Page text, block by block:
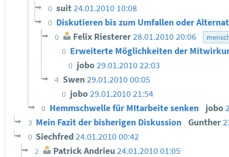
0 suit24.01.2010 10:08
0 Diskutieren bis zum Umfallen oder
0 Felix Riesterer28.01.2010 20:06
0 Erweiterte Möglichkeiten der
0 jobo29.01.2010 22:03
4 Swen29.01.2010 00:05
0 jobo29.01.2010 21:54
0 Hemmschwelle für MItarbeite senken jobo
3 Mein Fazit der bisherigen Diskussion Gunther
0 Siechfred24.01.2010 00:42
2 Patrick Andrieu 24.01.2010 01:05